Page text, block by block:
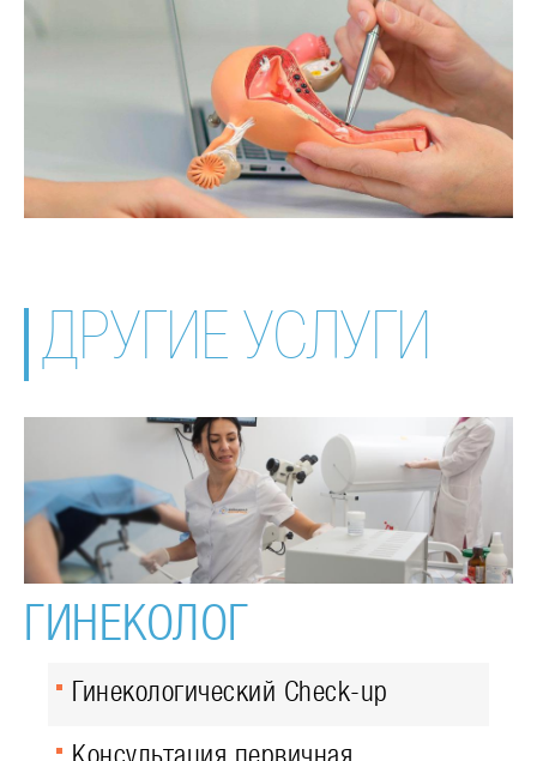
ДРУГИЕ УСЛУГИ
ГИНЕКОЛОГ
Гинекологический Check-up